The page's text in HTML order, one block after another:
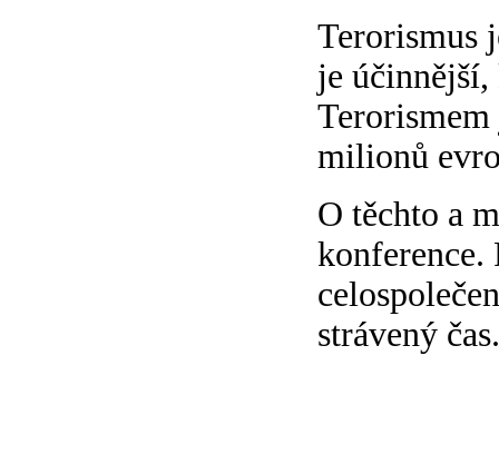
Terorismus
je
milionů
O těchto a
konference.
strávený čas.